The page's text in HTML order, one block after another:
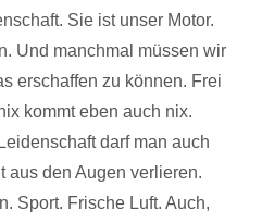
Sie ist unser Motor.
Und manchmal müssen wir
erschaffen zu können. Frei
kommt eben auch nix.
darf man auch
aus den Augen verlieren.
Sport. Frische Luft. Auch,